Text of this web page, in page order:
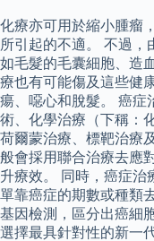
化療亦可用於縮小腫瘤
所引起的不適。 不過，
如毛髮的毛囊細胞、造
療也有可能傷及這些健
瘍、噁心和脫髮。 癌症
術、化學治療（下稱：
荷爾蒙治療、標靶治療
般會採用聯合治療去應
升療效。 同時，癌症治
單靠癌症的期數或種類
基因檢測，區分出癌細
選擇最具針對性的新一